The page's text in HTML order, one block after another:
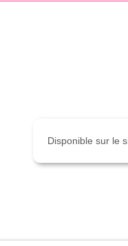
Disponible sur le